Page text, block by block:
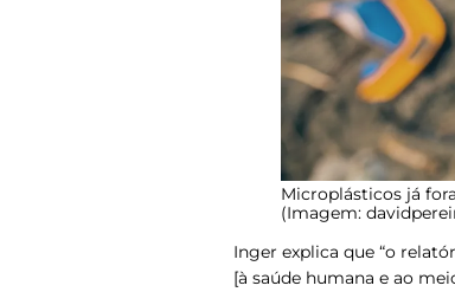
Microplásticos já
(Imagem:
Inger explica que “o
[à saúde humana e ao